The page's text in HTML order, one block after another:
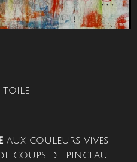
toile
aux couleurs vives
coups de pinceau